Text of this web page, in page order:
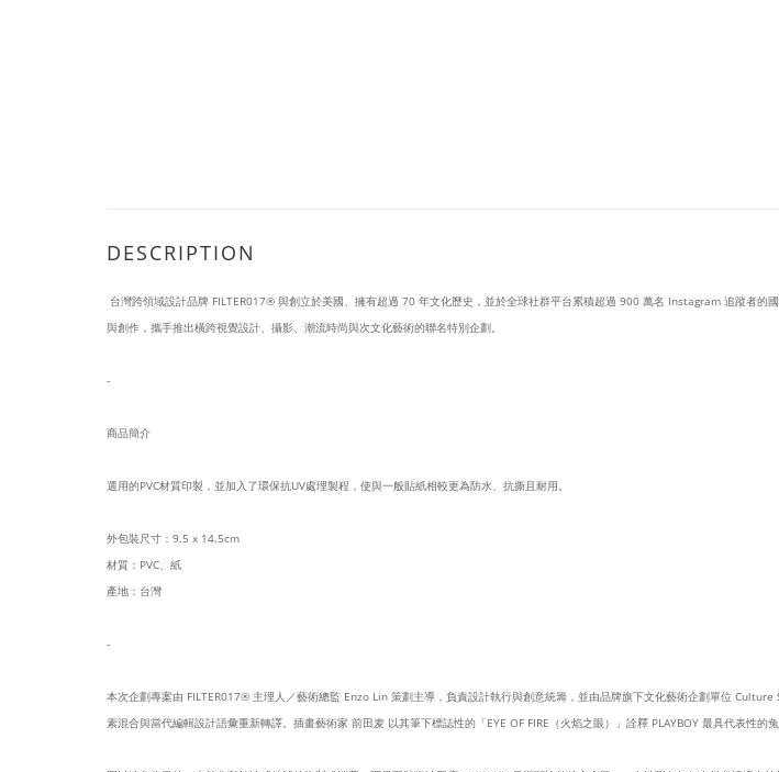
DESCRIPTION
台灣跨領域設計品牌 FILTER017® 與創立於美國、擁有超過 70 年文化歷史，並於全球社群平台累積超過 900 萬名 Instagram 追蹤者
與創作，攜手推出橫跨視覺設計、攝影、潮流時尚與次文化藝術的聯名特別企劃。
-
商品簡介
選用的PVC材質印製，並加入了環保抗UV處理製程，使與一般貼紙相較更為防水、抗撕且耐用。
外包裝尺寸：9.5 x 14.5cm
材質：PVC、紙
產地：台灣
-
本次企劃專案由 FILTER017® 主理人／藝術總監 Enzo Lin 策劃主導，負責設計執行與創意統籌，並由品牌旗下文化藝術企劃單位
素混合與當代編輯設計語彙重新轉譯。插畫藝術家 前田麦 以其筆下標誌性的「EYE OF FIRE（火焰之眼）」詮釋 PLAYBOY 最具代表性的